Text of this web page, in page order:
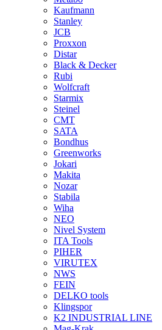
Kaufmann
Stanley
JCB
Proxxon
Distar
Black & Decker
Rubi
Wolfcraft
Starmix
Steinel
CMT
SATA
Bondhus
Greenworks
Jokari
Makita
Nozar
Stabila
Wiha
NEO
Nivel System
ITA Tools
PIHER
VIRUTEX
NWS
FEIN
DELKO tools
Klingspor
K2 INDUSTRIAL LINE